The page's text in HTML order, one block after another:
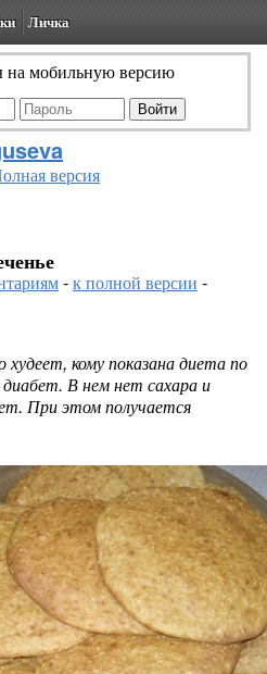
Личка
мобильную версию
версия
-к полной версии -
кому показана диета по
диабет. В нем нет сахара и
При этом получается